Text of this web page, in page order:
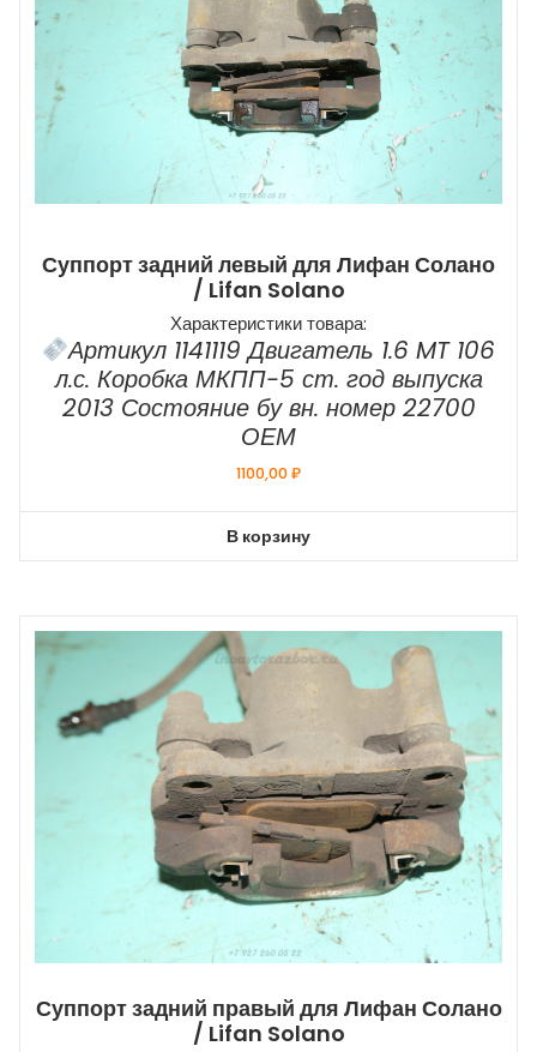
Суппорт задний левый для Лифан Солано
/ Lifan Solano
Характеристики товара:
Артикул 1141119 Двигатель 1.6 MT 106
л.с. Коробка МКПП-5 ст. год выпуска
2013 Состояние бу вн. номер 22700
ОЕМ
1100,00₽
В корзину
Суппорт задний правый для Лифан Солано
/ Lifan Solano